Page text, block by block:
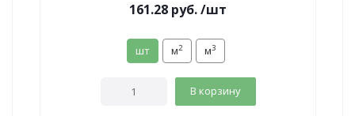
161.28 руб./шт
шт м2 м3
В корзину